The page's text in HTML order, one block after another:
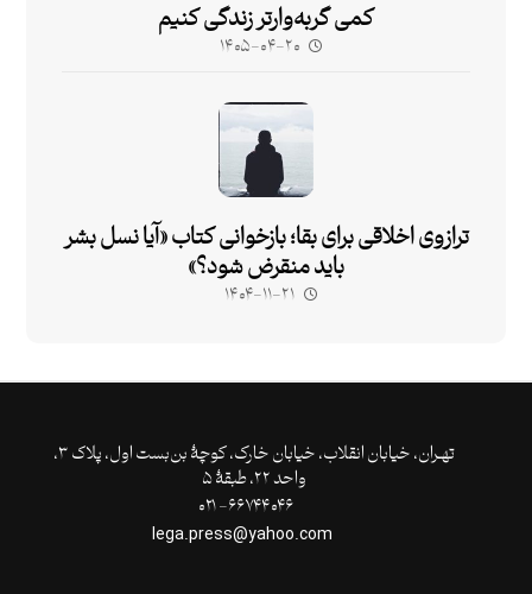
کمی گربه‌وارتر زندگی کنیم
۱۴۰۵-۰۴-۲۰
ترازوی اخلاقی برای بقا؛ بازخوانی کتاب «آیا نسل بشر
باید منقرض شود؟»
۱۴۰۴-۱۱-۲۱
تهـران،‌ خیابان انقلاب، خیابان خارک، کوچۀ بن‌بست اول، پلاک ۳،
واحد ۲۲، طبقۀ ۵